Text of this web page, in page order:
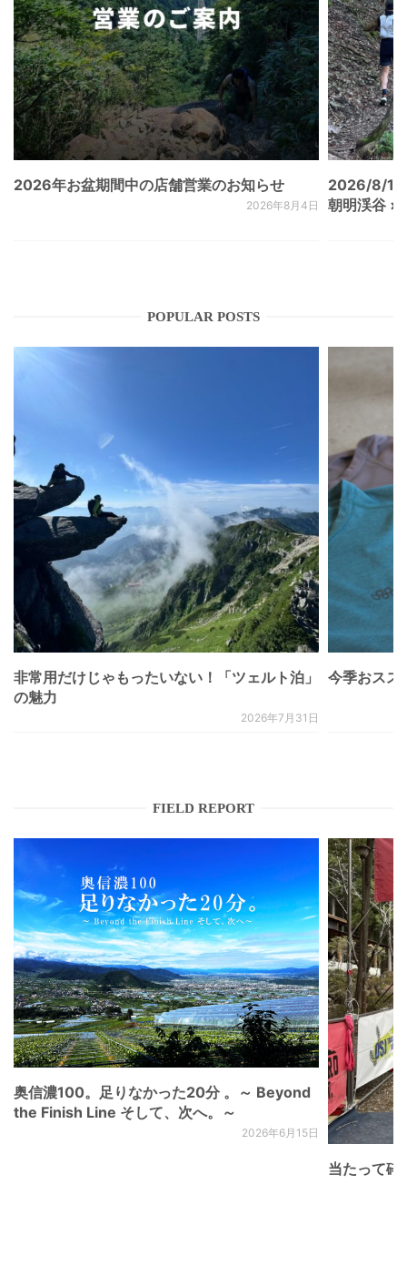
2026年お盆期間中の店舗営業のお知らせ
2026年8月4日
2026/8/
朝明渓谷 ×
POPULAR POSTS
非常用だけじゃもったいない！「ツェルト泊」
の魅力
2026年7月31日
今季おスス
FIELD REPORT
奥信濃100。足りなかった20分 。～ Beyond
the Finish Line そして、次へ。～
2026年6月15日
当たって砕